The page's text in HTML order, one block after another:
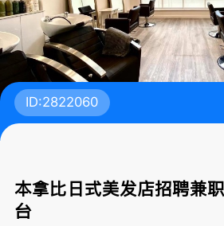
ID:2822060
本拿比日式美发店招聘兼
台